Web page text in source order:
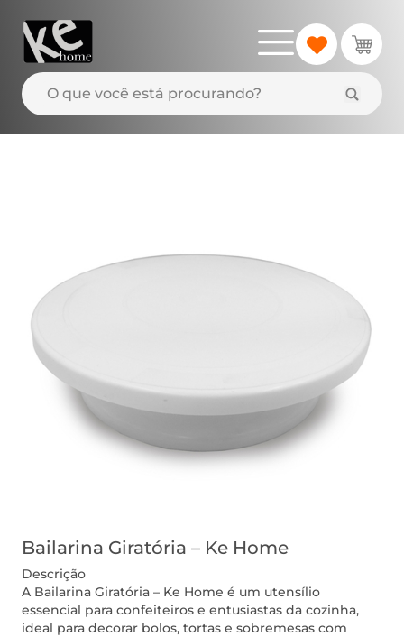
Bailarina Giratória – Ke Home
Descrição
A Bailarina Giratória – Ke Home é um utensílio
essencial para confeiteiros e entusiastas da cozinha,
ideal para decorar bolos, tortas e sobremesas com